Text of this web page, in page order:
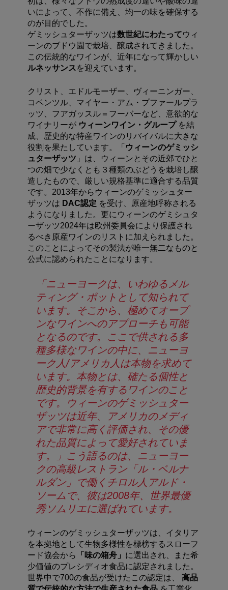
いによって、不作に備え、均一の味を確保する
のが目的でした。
ゲミッシュターザッツは数世紀にわたってウィ
ーンのブドウ園で栽培、醸成されてきました。
この伝統的なワインが、近年になって輝かしい
ルネッサンス を迎えています。
クリスト、エドルモーザー、ヴィーニンガー、
コベンツル、マイヤー・アム・プファールプラ
ッツ、フアガッスル＝フーバーなど、意欲的な
ワイナリーが ウィーンワイン・グループを結
成、歴史的な特産ワインのリバイバルに大きな
役割を果たしています。「 ウィーンのゲミッシ
ュターザッツ 」は、ウィーンとその近郊でひと
つの畑で少なくとも３種類のぶどうを栽培し醸
造したもので、厳しい規格基準に適合する品質
です。2013年からウィーンのゲミッシュター
ザッツは DAC認定 を受け、原産地呼称される
ようになりました。更にウィーンのゲミシュタ
ーザッツ2024年は欧州委員会により保護され
るべき原産ワインのリストに加えられました。
このことによってその製法が唯一無二なものと
公式に認められたことになります。
「ニューヨークは、いわゆるメル
ティング・ポットとして知られて
います。そこから、極めてオープ
ンなワインへのアプローチも可能
となるのです。ここで供される多
種多様なワインの中に、ニューヨ
ーク人/アメリカ人は本物を求めて
います。本物とは、確たる個性と
歴史的背景を有するワインのこと
です。ウィーンのゲミッシュター
ザッツは近年、アメリカのメディ
アで非常に高く評価され、その優
れた品質によって愛好されていま
す。」こう語るのは、ニューヨー
クの高級レストラン「ル・ベルナ
ルダン」で働くチロル人アルド・
ソームで、彼は2008年、世界最優
秀ソムリエに選ばれています。
ウィーンのゲミッシュターザッツは、イタリア
を本拠地として生物多様性を標榜するスローフ
ード協会から
「味の箱舟」 に選出され、また希
少価値のプレシディオ食品に認定されました。
世界中で700の食品が受けたこの認定は、 高品